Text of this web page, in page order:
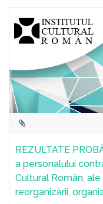
REZULTATE
a personalului
Cultural Român,
reorganizării,